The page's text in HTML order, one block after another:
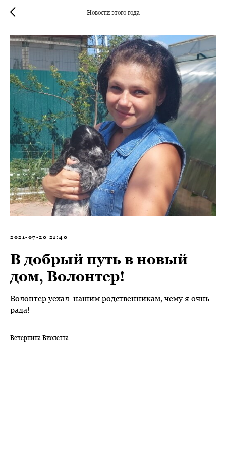
Новости этого года
2021-07-20 21:40
В добрый путь в новый
дом, Волонтер!
Волонтер уехал нашим родственникам, чему я очнь
рада!
Вечернина Виолетта